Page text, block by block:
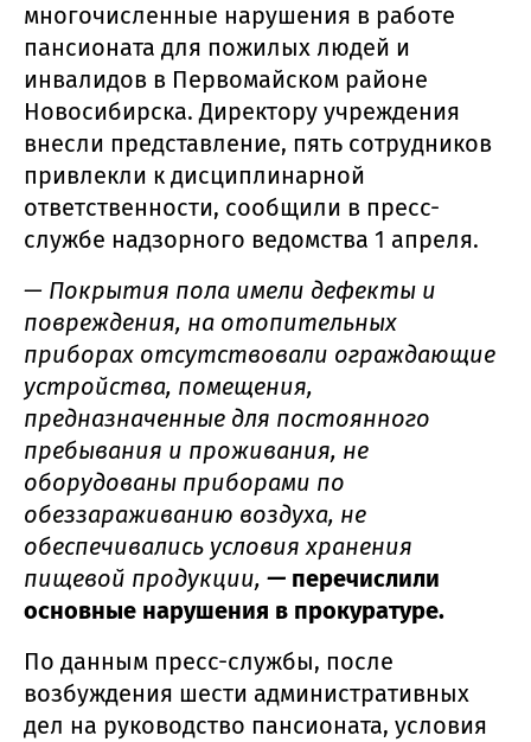
многочисленные нарушения в работе
пансионата для пожилых людей и
инвалидов в Первомайском районе
Новосибирска. Директору учреждения
внесли представление, пять сотрудников
привлекли к дисциплинарной
ответственности, сообщили в пресс-
службе надзорного ведомства 1 апреля.
— Покрытия пола имели дефекты и
повреждения, на отопительных
приборах отсутствовали ограждающие
устройства, помещения,
предназначенные для постоянного
пребывания и проживания, не
оборудованы приборами по
обеззараживанию воздуха, не
обеспечивались условия хранения
пищевой продукции, — перечислили
основные нарушения в прокуратуре.
По данным пресс-службы, после
возбуждения шести административных
дел на руководство пансионата, условия